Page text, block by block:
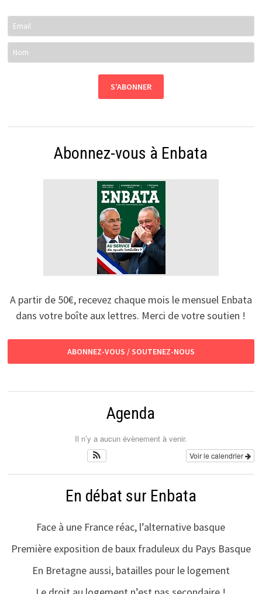
Abonnez-vous à Enbata
A partir de 50€, recevez chaque mois le mensuel Enbata
dans votre boîte aux lettres. Merci de votre soutien !
ABONNEZ-VOUS / SOUTENEZ-NOUS
Agenda
Il n’y a aucun évènement à venir.
Voir le calendrier
En débat sur Enbata
Face à une France réac, l’alternative basque
Première exposition de baux fraduleux du Pays Basque
En Bretagne aussi, batailles pour le logement